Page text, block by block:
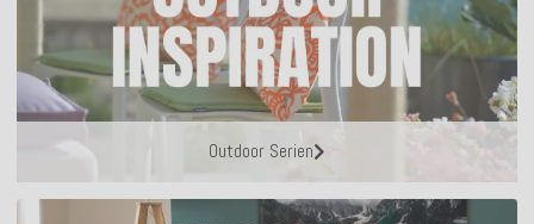
Outdoor Serien